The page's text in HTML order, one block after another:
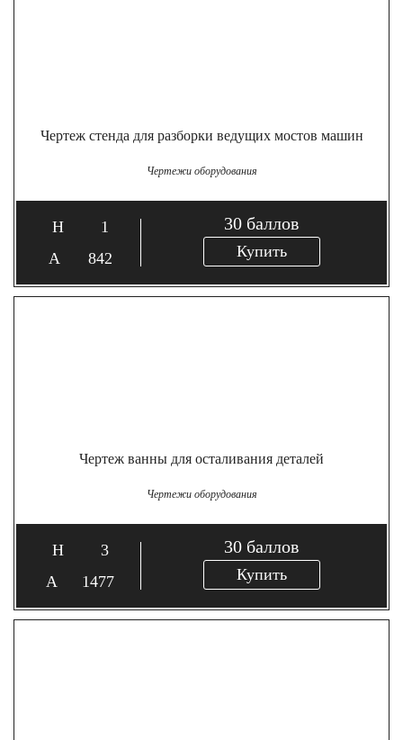
Чертеж стенда для разборки ведущих мостов машин
Чертежи оборудования
1
842
30 баллов
Купить
Чертеж ванны для осталивания деталей
Чертежи оборудования
3
1477
30 баллов
Купить